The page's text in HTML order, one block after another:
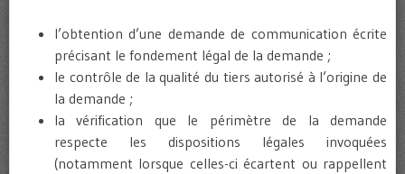
l’obtention d’une demande de communication écrite
précisant le fondement légal de la demande ;
le contrôle de la qualité du tiers autorisé à l’origine de
la demande ;
la vérification que le périmètre de la demande
respecte les dispositions légales invoquées
(notamment lorsque celles-ci écartent ou rappellent